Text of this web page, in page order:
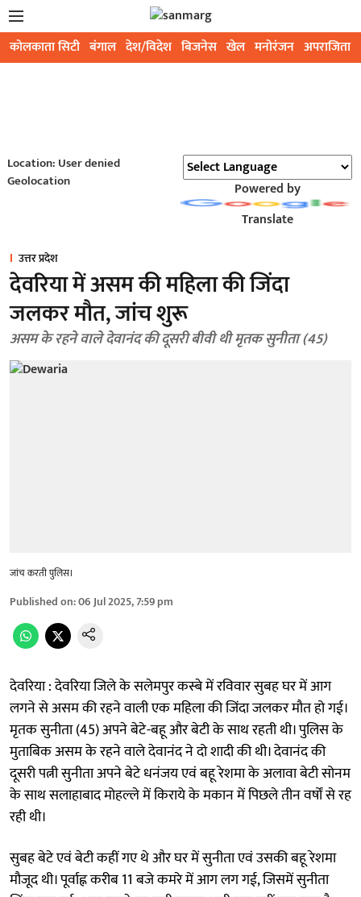
कोलकाता सिटी बंगाल देश/विदेश बिजनेस खेल मनोरंजन अपराजिता
Location: User denied
Geolocation
Powered by
Translate
उत्तर प्रदेश
देवरिया में असम की महिला की जिंदा
जलकर मौत, जांच शुरू
असम के रहने वाले देवानंद की दूसरी बीवी थी मृतक सुनीता (45)
जांच करती पुलिस।
Published on:06 Jul 2025, 7:59 pm
देवरिया : देवरिया जिले के सलेमपुर कस्बे में रविवार सुबह घर में आग
लगने से असम की रहने वाली एक महिला की जिंदा जलकर मौत हो गई।
मृतक सुनीता (45) अपने बेटे-बहू और बेटी के साथ रहती थी। पुलिस के
मुताबिक असम के रहने वाले देवानंद ने दो शादी की थी। देवानंद की
दूसरी पत्नी सुनीता अपने बेटे धनंजय एवं बहू रेशमा के अलावा बेटी सोनम
के साथ सलाहाबाद मोहल्ले में किराये के मकान में पिछले तीन वर्षों से रह
रही थी।
सुबह बेटे एवं बेटी कहीं गए थे और घर में सुनीता एवं उसकी बहू रेशमा
मौजूद थी। पूर्वाह्न करीब 11 बजे कमरे में आग लग गई, जिसमें सुनीता